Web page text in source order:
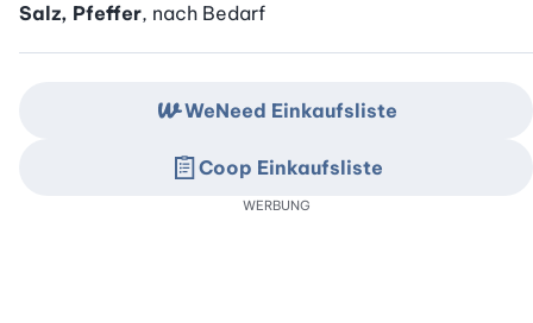
Salz, Pfeffer, nach Bedarf
WeNeed Einkaufsliste
Coop Einkaufsliste
WERBUNG